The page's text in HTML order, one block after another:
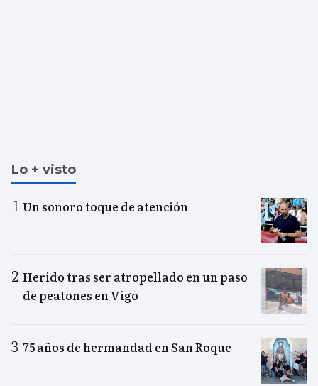
Lo + visto
Un sonoro toque de atención
Herido tras ser atropellado en un paso
de peatones en Vigo
75 años de hermandad en San Roque